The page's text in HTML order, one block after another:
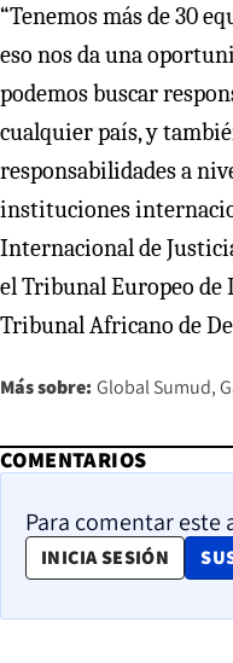
“Tenemos más de 30
eso nos da una
podemos buscar
cualquier país, y
responsabilidades a
instituciones
Internacional de
el Tribunal Europeo de
Tribunal Africano de
Más sobre: Global Sumud
COMENTARIOS
Para comentar este
INICIA SESIÓN